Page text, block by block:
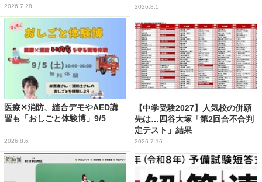
2026.7.28 2026.8.5
医療✕消防、縫合デモやAED講
習も「おしごと体験博」9/5
2026.8.6
【中学受験2027】人気校の併願
先は…四谷大塚「第2回合不合判
定テスト」結果
2026.7.16